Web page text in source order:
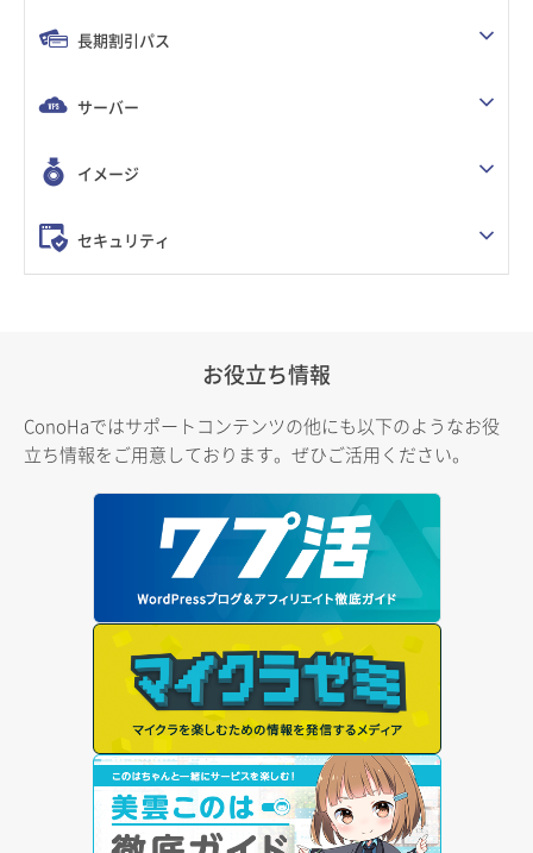
長期割引パス
サーバー
イメージ
セキュリティ
お役立ち情報
ConoHaではサポートコンテンツの他にも以下のようなお役
立ち情報をご用意しております。ぜひご活用ください。